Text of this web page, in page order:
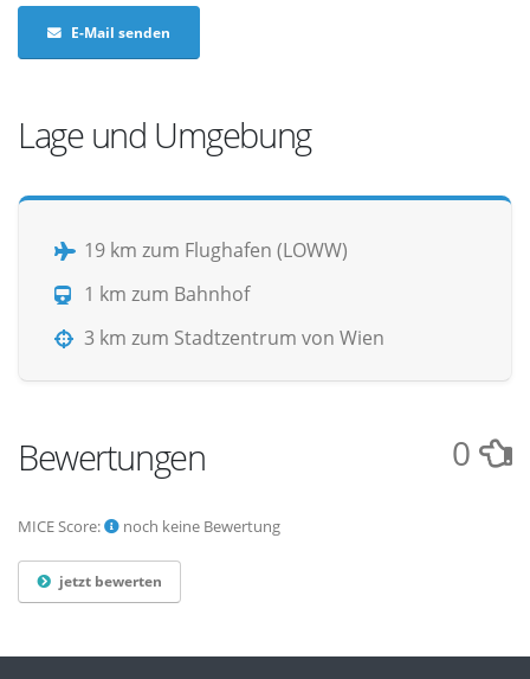
E-Mail senden
Lage und Umgebung
19 km zum Flughafen (LOWW)
1 km zum Bahnhof
3 km zum Stadtzentrum von Wien
Bewertungen 0
MICE Score: noch keine Bewertung
jetzt bewerten